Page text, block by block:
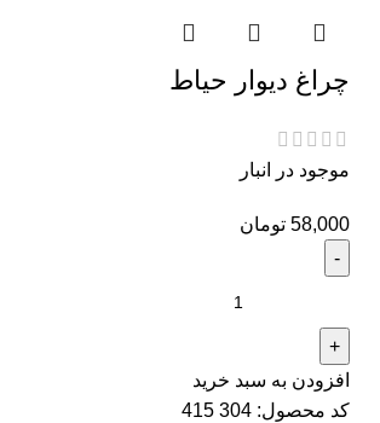
چراغ دیوار حیاط
موجود در انبار
58,000 تومان
افزودن به سبد خرید
کد محصول: 304 415